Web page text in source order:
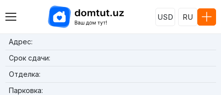
USD RU
Адрес:
Срок сдачи:
Отделка:
Парковка: